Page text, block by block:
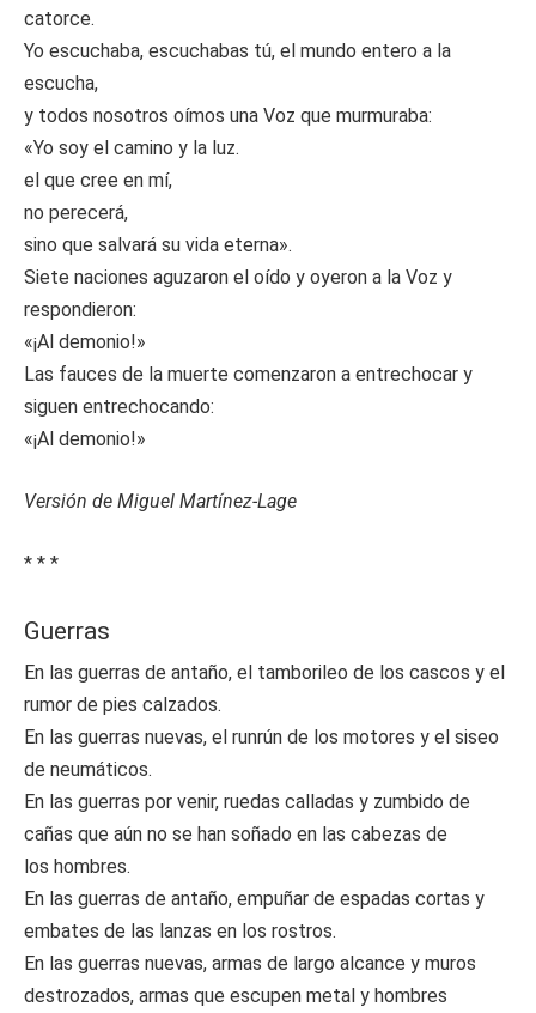
catorce.
Yo escuchaba, escuchabas tú, el mundo entero a la
escucha,
y todos nosotros oímos una Voz que murmuraba:
«Yo soy el camino y la luz.
el que cree en mí,
no perecerá,
sino que salvará su vida eterna».
Siete naciones aguzaron el oído y oyeron a la Voz y
respondieron:
«¡Al demonio!»
Las fauces de la muerte comenzaron a entrechocar y
siguen entrechocando:
«¡Al demonio!»
Versión de Miguel Martínez-Lage
* * *
Guerras
En las guerras de antaño, el tamborileo de los cascos y el
rumor de pies calzados.
En las guerras nuevas, el runrún de los motores y el siseo
de neumáticos.
En las guerras por venir, ruedas calladas y zumbido de
cañas que aún no se han soñado en las cabezas de
los hombres.
En las guerras de antaño, empuñar de espadas cortas y
embates de las lanzas en los rostros.
En las guerras nuevas, armas de largo alcance y muros
destrozados, armas que escupen metal y hombres